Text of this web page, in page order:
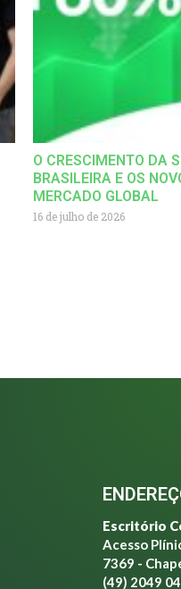
O CRESCIMENTO DA
BRASILEIRA E OS
MERCADO GLOBAL
16 de julho de 2026
Escritório
Acesso
7369 -
(49) 2049